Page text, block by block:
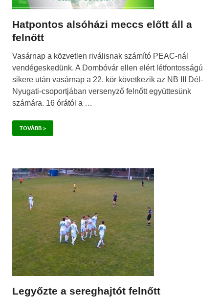
Hatpontos alsóházi meccs előtt áll a
felnőtt
Vasárnap a közvetlen riválisnak számító PEAC-nál
vendégeskedünk. A Dombóvár ellen elért létfontosságú
sikere után vasárnap a 22. kör következik az NB III Dél-
Nyugati-csoportjában versenyző felnőtt együttesünk
számára. 16 órától a …
TOVÁBB >
Legyőzte a sereghajtót felnőtt